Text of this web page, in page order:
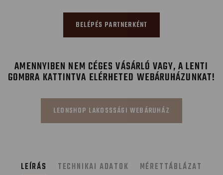
BELÉPÉS PARTNERKÉNT
AMENNYIBEN NEM CÉGES VÁSÁRLÓ VAGY, A LENTI
GOMBRA KATTINTVA ELÉRHETED WEBÁRUHÁZUNKAT!
LEONSHOP LAKOSSSÁGI WEBÁRUHÁZ
LEÍRÁS TECHNIKAI ADATOK MÉRETTÁBLÁZAT